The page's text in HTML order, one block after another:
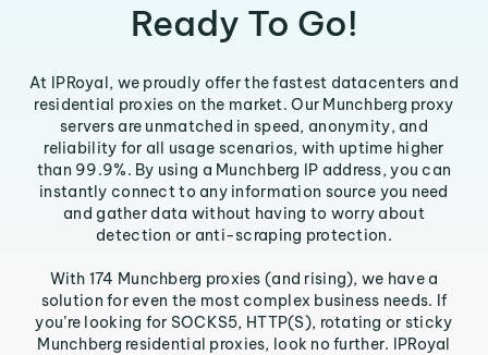
Ready To Go!
At IPRoyal, we proudly offer the fastest datacenters and
residential proxies on the market. Our Munchberg proxy
servers are unmatched in speed, anonymity, and
reliability for all usage scenarios, with uptime higher
than 99.9%. By using a Munchberg IP address, you can
instantly connect to any information source you need
and gather data without having to worry about
detection or anti-scraping protection.
With 174 Munchberg proxies (and rising), we have a
solution for even the most complex business needs. If
you’re looking for SOCKS5, HTTP(S), rotating or sticky
Munchberg residential proxies, look no further. IPRoyal